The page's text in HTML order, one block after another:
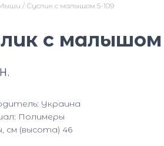
/ Суслик с малышом 5-109
с малышом
Украина
Полимеры
см (высота) 46